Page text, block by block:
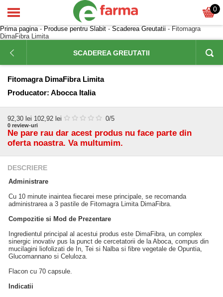
0
Prima pagina- Produse pentru Slabit - Scaderea Greutatii - Fitomagra
DimaFibra Limita
SCADEREA GREUTATII
Fitomagra DimaFibra Limita
Producator: Abocca Italia
92,30 lei 102,92 lei 0/5
0 review-uri
Ne pare rau dar acest produs nu face parte din
oferta noastra. Va multumim.
DESCRIERE
Administrare
Cu 10 minute inaintea fiecarei mese principale, se recomanda
administrarea a 3 pastile de Fitomagra Limita DimaFibra.
Compozitie si Mod de Prezentare
Ingredientul principal al acestui produs este DimaFibra, un complex
sinergic inovativ pus la punct de cercetatorii de la Aboca, compus din
mucilagini liofolizati de In, Tei si Nalba si fibre vegetale de Opuntia,
Glucomannano si Celuloza.
Flacon cu 70 capsule.
Indicatii